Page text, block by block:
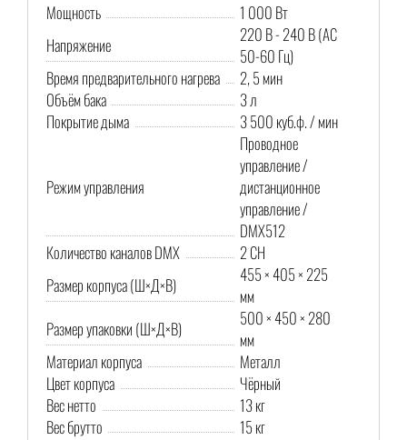
Мощность
1 000 Вт
Напряжение
220 В - 240 В (AC
50-60 Гц)
Время предварительного нагрева
2, 5 мин
Объём бака
3 л
Покрытие дыма
3 500 куб.ф. / мин
Режим управления
Проводное
управление /
дистанционное
управление /
DMX512
Количество каналов DMX
2 CH
Размер корпуса (Ш×Д×В)
455 × 405 × 225
мм
Размер упаковки (Ш×Д×В)
500 × 450 × 280
мм
Материал корпуса
Металл
Цвет корпуса
Чёрный
Вес нетто
13 кг
Вес брутто
15 кг